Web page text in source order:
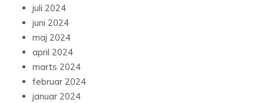
juli 2024
juni 2024
maj 2024
april 2024
marts 2024
februar 2024
januar 2024